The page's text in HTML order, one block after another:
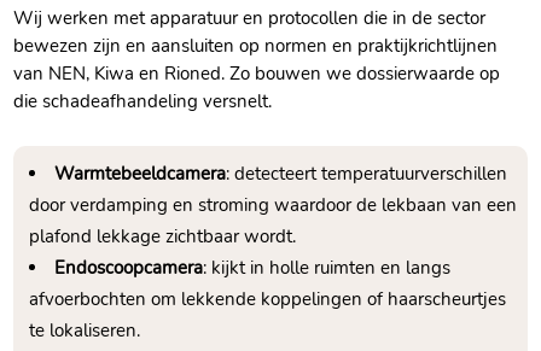
Wij werken met apparatuur en protocollen die in de sector
bewezen zijn en aansluiten op normen en praktijkrichtlijnen
van NEN, Kiwa en Rioned.​ Zo bouwen we dossierwaarde op
die schadeafhandeling versnelt.​
Warmtebeeldcamera: detecteert temperatuurverschillen
door verdamping en stroming waardoor de lekbaan van een
plafond lekkage zichtbaar wordt.​
Endoscoopcamera: kijkt in holle ruimten en langs
afvoerbochten om lekkende koppelingen of haarscheurtjes
te lokaliseren.​